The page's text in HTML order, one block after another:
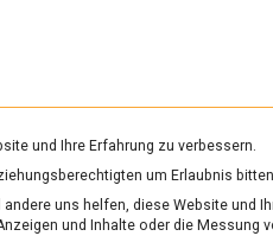
und Ihre Erfahrung zu verbessern.
um Erlaubnis
uns helfen, diese Website und
und Inhalte oder die Messung